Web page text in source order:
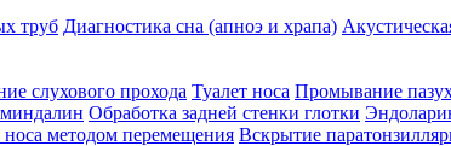
труб Диагностика сна (апноэ и храпа)
слухового прохода Туалет носа Промывание
Обработка задней стенки глотки
методом перемещения Вскрытие